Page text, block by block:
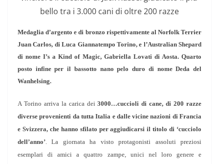
bello tra i 3.000 cani di oltre 200 razze
Medaglia d’argento e di bronzo rispettivamente al Norfolk Terrier
Juan Carlos, di Luca Giannatempo Torino, e l’Australian Shepard
di nome I’s a Kind of Magic, Gabriella Lovati di Aosta. Quarto
posto infine per il bassotto nano pelo duro di nome Deda del
Wanhelsing.
A Torino arriva la carica dei3000…cuccioli di cane, di 200 razze
diverse provenienti da tutta Italia e dalle vicine nazioni di Francia
e Svizzera, che hanno sfilato per aggiudicarsi il titolo di ‘cucciolo
dell’anno’. La giornata ha visto protagonisti assoluti preziosi
esemplari di amici a quattro zampe, unici nel loro genere e